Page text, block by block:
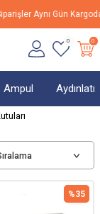
Aynı Gün Kargoda!
0 0
Ampul
%35